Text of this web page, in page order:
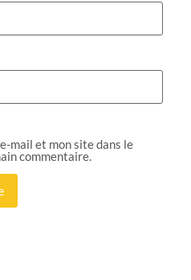
mail et mon site dans le
commentaire.